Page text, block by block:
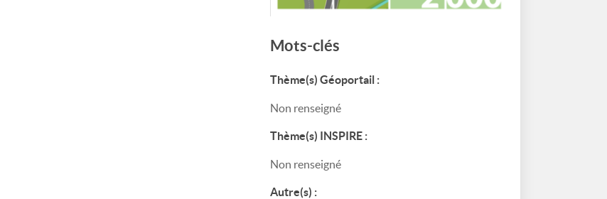
Mots-clés
Thème(s) Géoportail :
Non renseigné
Thème(s) INSPIRE :
Non renseigné
Autre(s) :